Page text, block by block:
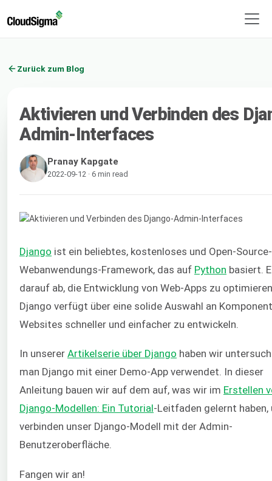
Zurück zum Blog
Aktivieren und Verbinden des
Admin-Interfaces
Pranay Kapgate
2022-09-12 · 6 min read
Django ist ein beliebtes, kostenloses und Open-Source-
Webanwendungs-Framework, das auf Python basiert.
darauf ab, die Entwicklung von Web-Apps zu
Django verfügt über eine solide Auswahl an
Websites schneller und einfacher zu entwickeln.
In unserer Artikelserie über Django haben wir
man Django mit einer Demo-App verwendet. In dieser
Anleitung bauen wir auf dem auf, was wir im Erstellen
Django-Modellen: Ein Tutorial-Leitfaden gelernt haben,
verbinden unser Django-Modell mit der Admin-
Benutzeroberfläche.
Fangen wir an!